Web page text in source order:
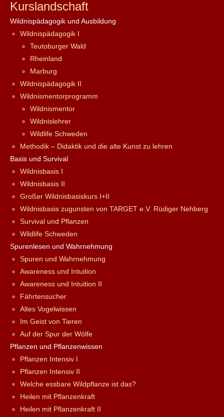
Kurslandschaft
Wildnispädagogik und Ausbildung
Wildnispädagogik I
Teutoburger Wald
Rheinland
Marburg
Wildnispädagogik II
Wildnismentorprogramm
Wildnismentor
Wildnislehrer
Wildlife Schweden
Methodik – Didaktik und die alte Kunst zu lehren
Basis und Survival
Wildnisbasis I
Wildnisbasis II
Großer Wildnisbasiskurs I+II
Wildnisbasis zugunsten von TARGET e.V. Rüdiger Nehberg
Survival und Pflanzen
Wildlife Schweden
Spurenlesen und Wahrnehmung
Spuren und Wahrnehmung
Awareness und Intuition
Awareness und Intuition II
Fährtensucher
Altes Vogelwissen
Im Geist von Tieren
Auf der Spur der Wölfe
Pflanzen und Pflanzenwissen
Pflanzen Intensiv I
Pflanzen Intensiv II
Welche essbare Wildpflanze ist das?
Heilen mit Pflanzenkraft
Heilen mit Pflanzenkraft II